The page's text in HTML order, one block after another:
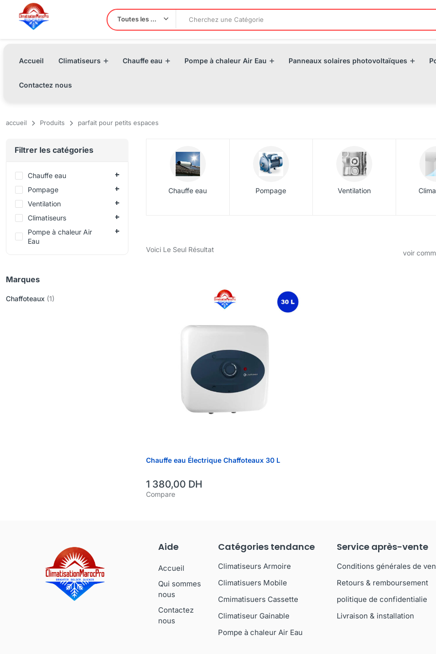
Toutes les Catégories
Accueil Climatiseurs Chauffe eau Pompe à chaleur Air Eau Panneaux solaires photovoltaïques
Contactez nous
accueil Produits parfait pour petits espaces
Chauffe eau Pompage Ventilation
Voici Le Seul Résultat voir
Chauffe eau Électrique Chaffoteaux 30 L
1 380,00 DH
Compare
Filtrer les catégories
Chauffe eau
Pompage
Ventilation
Climatiseurs
Pompe à chaleur Air
Eau
Marques
Chaffoteaux (1)
Aide
Accueil
Qui sommes
nous
Contactez
nous
Catégories tendance
Climatiseurs Armoire
Climatisuers Mobile
Cmimatisuers Cassette
Climatiseur Gainable
Pompe à chaleur Air Eau
Service après-vente
Conditions générales de
Retours & remboursement
politique de confidentialie
Livraison & installation